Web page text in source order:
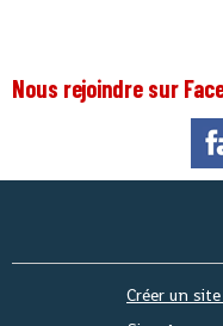
Nous rejoindre sur
Créer un